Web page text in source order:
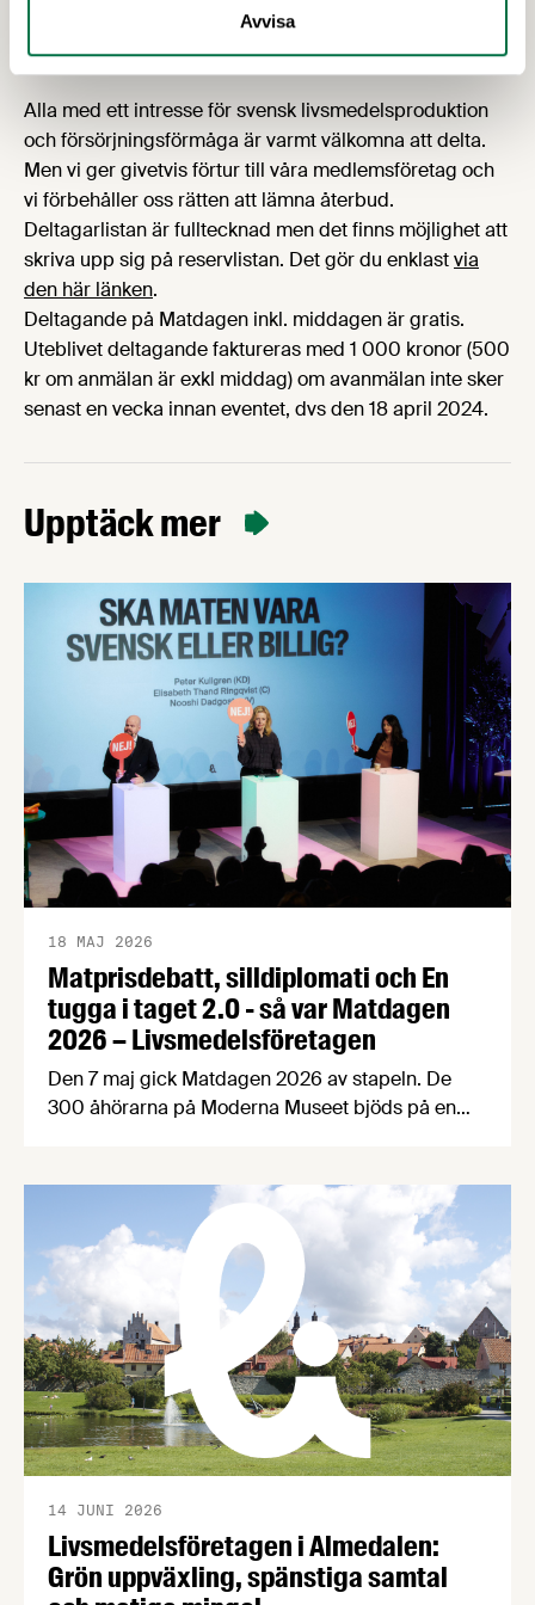
Avvisa
gå?
Alla med ett intresse för svensk livsmedelsproduktion
och försörjningsförmåga är varmt välkomna att delta.
Men vi ger givetvis förtur till våra medlemsföretag och
vi förbehåller oss rätten att lämna återbud.
Deltagarlistan är fulltecknad men det finns möjlighet att
skriva upp sig på reservlistan. Det gör du enklastvia
den här länken.
Deltagande på Matdagen inkl. middagen är gratis.
Uteblivet deltagande faktureras med 1 000 kronor (500
kr om anmälan är exkl middag) om avanmälan inte sker
senast en vecka innan eventet, dvs den 18 april 2024.
Upptäck mer
Matprisdebatt, silldiplomati och En
tugga i taget 2.0 - så var Matdagen
2026 – Livsmedelsföretagen
18 MAJ 2026
Den 7 maj gick Matdagen 2026 av stapeln. De
300 åhörarna på Moderna Museet bjöds på en
med Edward Blom, panelsamtal om
Matpriskommissionen, Årets Livsmedelsexportör,
världens bästa fika och mycket, mycket mer. Här
sammanfattar vi dagen med bilder och en kort
video. Det övergripande temat …
Livsmedelsföretagen i Almedalen:
Grön uppväxling, spänstiga samtal
14 JUNI 2026